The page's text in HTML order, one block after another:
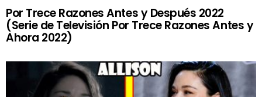
Por Trece Razones Antes y Después 2022
(Serie de Televisión Por Trece Razones Antes y
Ahora 2022)